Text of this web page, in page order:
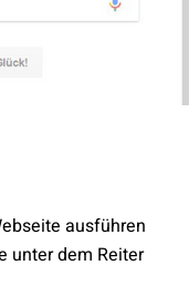
ausführen
unter dem Reiter